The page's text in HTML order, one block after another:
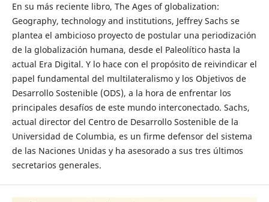
En su más reciente libro, The Ages of globalization:
Geography, technology and institutions, Jeffrey Sachs se
plantea el ambicioso proyecto de postular una periodización
de la globalización humana, desde el Paleolítico hasta la
actual Era Digital. Y lo hace con el propósito de reivindicar el
papel fundamental del multilateralismo y los Objetivos de
Desarrollo Sostenible (ODS), a la hora de enfrentar los
principales desafíos de este mundo interconectado. Sachs,
actual director del Centro de Desarrollo Sostenible de la
Universidad de Columbia, es un firme defensor del sistema
de las Naciones Unidas y ha asesorado a sus tres últimos
secretarios generales.